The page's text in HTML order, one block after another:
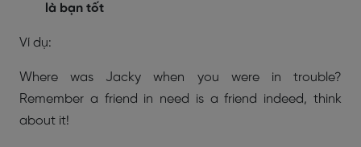
là bạn tốt
Ví dụ:
Where was Jacky when you were in trouble?
Remember a friend in need is a friend indeed, think
about it!